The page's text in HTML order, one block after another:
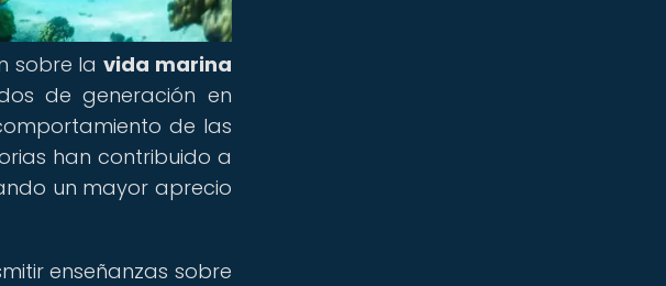
sobre la vida marina
de generación en
de las
han contribuido a
un mayor aprecio
enseñanzas sobre